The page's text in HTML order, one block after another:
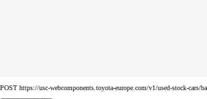
POST https://usc-webcomponents.toyota-europe.com/v1/used-stock-